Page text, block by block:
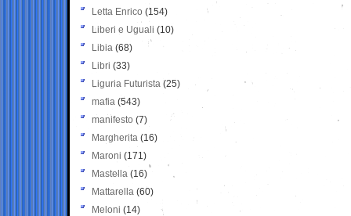
Letta Enrico (154)
Liberi e Uguali (10)
Libia (68)
Libri (33)
Liguria Futurista (25)
mafia (543)
manifesto (7)
Margherita (16)
Maroni (171)
Mastella (16)
Mattarella (60)
Meloni (14)